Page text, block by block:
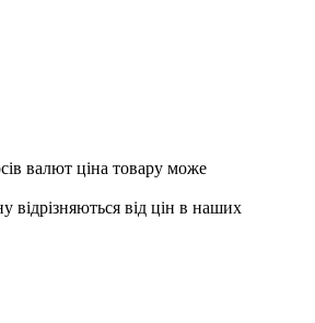
валют ціна товару може
відрізняються від цін в наших